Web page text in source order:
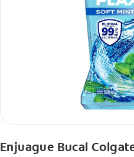
Enjuague Bucal